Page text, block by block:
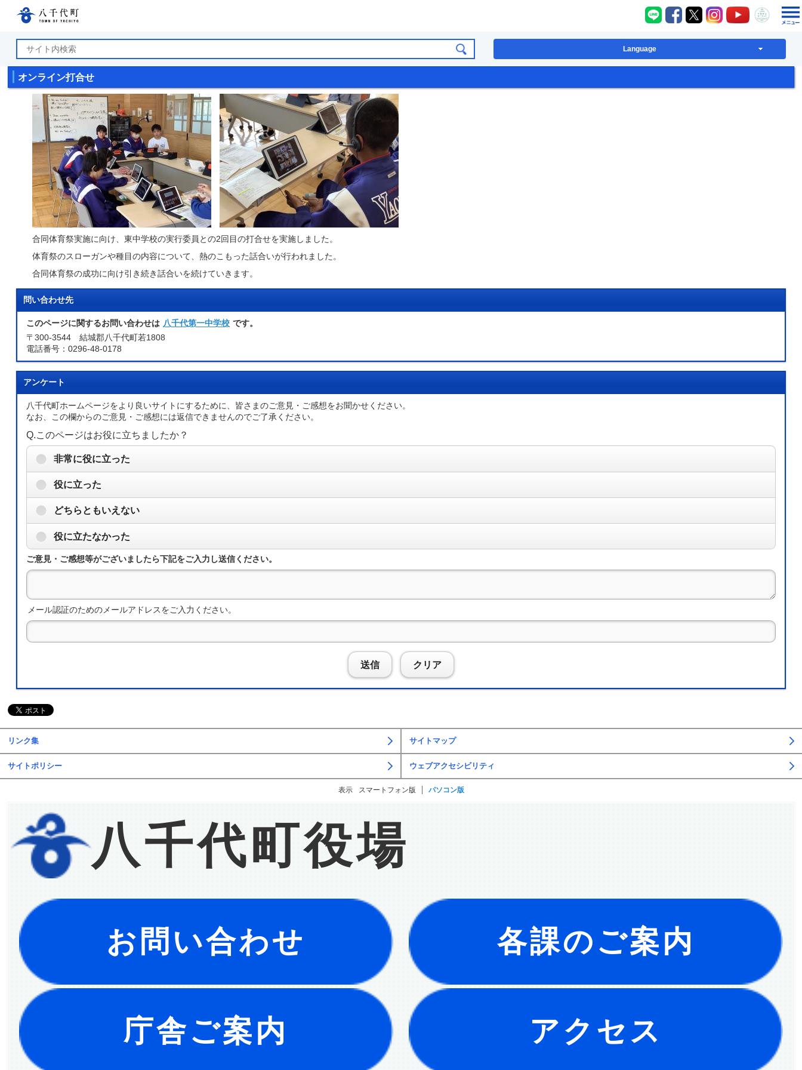
八千代町LINE
八千代町Facebook
八千代町X八千代町Instagram
八千代町八千代
Language
オンライン打合せ
合同体育祭実施に向け、東中学校の実行委員との2回目の打合せを実施しました。
体育祭のスローガンや種目の内容について、熱のこもった話合いが行われました。
合同体育祭の成功に向け引き続き話合いを続けていきます。
問い合わせ先
このページに関するお問い合わせは 八千代第一中学校 です。
〒300-3544 結城郡八千代町若1808
電話番号：0296-48-0178
アンケート
八千代町ホームページをより良いサイトにするために、皆さまのご意見・ご感想をお聞かせください。
なお、この欄からのご意見・ご感想には返信できませんのでご了承ください。
Q.このページはお役に立ちましたか？
非常に役に立った
役に立った
どちらともいえない
役に立たなかった
ご意見・ご感想等がございましたら下記をご入力し送信ください。
メール認証のためのメールアドレスをご入力ください。
送信 クリア
リンク集 サイトマップ
サイトポリシー ウェブアクセシビリティ
表示 スマートフォン版 パソコン版
八千代町役場
お問い合わせ 各課のご案内
庁舎ご案内 アクセス